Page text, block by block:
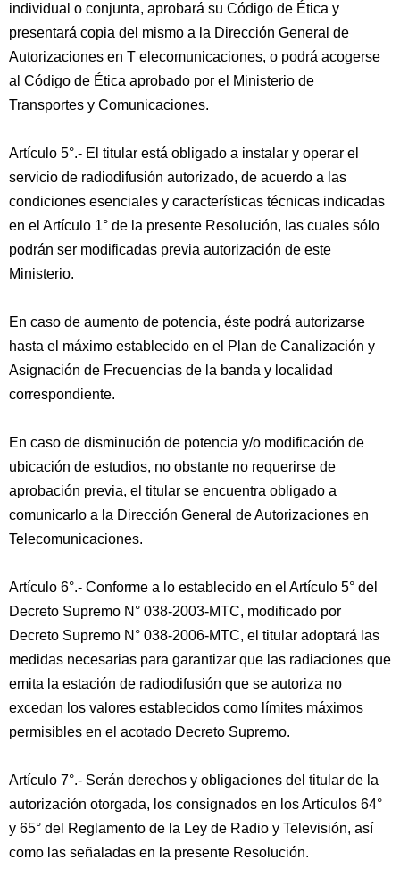
individual o conjunta, aprobará su Código de Ética y
presentará copia del mismo a la Dirección General de
Autorizaciones en T elecomunicaciones, o podrá acogerse
al Código de Ética aprobado por el Ministerio de
Transportes y Comunicaciones.
Artículo 5°.- El titular está obligado a instalar y operar el
servicio de radiodifusión autorizado, de acuerdo a las
condiciones esenciales y características técnicas indicadas
en el Artículo 1° de la presente Resolución, las cuales sólo
podrán ser modificadas previa autorización de este
Ministerio.
En caso de aumento de potencia, éste podrá autorizarse
hasta el máximo establecido en el Plan de Canalización y
Asignación de Frecuencias de la banda y localidad
correspondiente.
En caso de disminución de potencia y/o modificación de
ubicación de estudios, no obstante no requerirse de
aprobación previa, el titular se encuentra obligado a
comunicarlo a la Dirección General de Autorizaciones en
Telecomunicaciones.
Artículo 6°.- Conforme a lo establecido en el Artículo 5° del
Decreto Supremo N° 038-2003-MTC, modificado por
Decreto Supremo N° 038-2006-MTC, el titular adoptará las
medidas necesarias para garantizar que las radiaciones que
emita la estación de radiodifusión que se autoriza no
excedan los valores establecidos como límites máximos
permisibles en el acotado Decreto Supremo.
Artículo 7°.- Serán derechos y obligaciones del titular de la
autorización otorgada, los consignados en los Artículos 64°
y 65° del Reglamento de la Ley de Radio y Televisión, así
como las señaladas en la presente Resolución.